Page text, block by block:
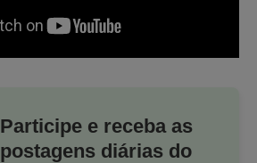
Participe e receba as
postagens diárias do